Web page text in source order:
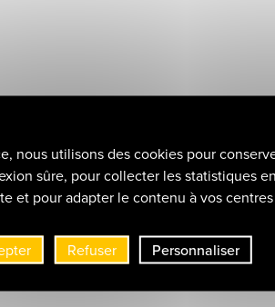
nous utilisons des cookies pour
sûre, pour collecter les statistiques
et pour adapter le contenu à vos
Refuser Personnaliser